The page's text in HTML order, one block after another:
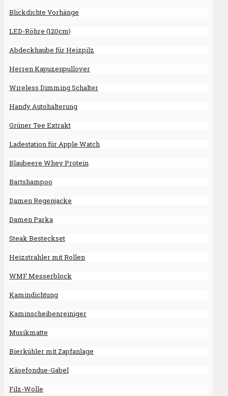
Blickdichte Vorhänge
LED-Röhre (120cm)
Abdeckhaube für Heizpilz
Herren Kapuzenpullover
Wireless Dimming Schalter
Handy Autohalterung
Grüner Tee Extrakt
Ladestation für Apple Watch
Blaubeere Whey Protein
Bartshampoo
Damen Regenjacke
Damen Parka
Steak Besteckset
Heizstrahler mit Rollen
WMF Messerblock
Kamindichtung
Kaminscheibenreiniger
Musikmatte
Bierkühler mit Zapfanlage
Käsefondue-Gabel
Filz-Wolle